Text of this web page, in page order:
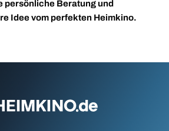
persönliche Beratung und
Idee vom perfekten Heimkino.